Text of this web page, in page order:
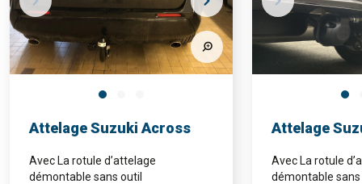
Attelage Suzuki Across
Avec La rotule d’attelage
démontable sans outil
Attelage
Avec La rotule
démontable